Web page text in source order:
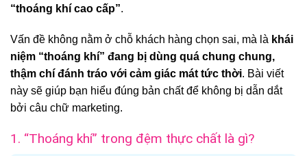
“thoáng khí cao cấp”.
Vấn đề không nằm ở chỗ khách hàng chọn sai, mà là khái
niệm “thoáng khí” đang bị dùng quá chung chung,
thậm chí đánh tráo với cảm giác mát tức thời. Bài viết
này sẽ giúp bạn hiểu đúng bản chất để không bị dẫn dắt
bởi câu chữ marketing.
1. “Thoáng khí” trong đệm thực chất là gì?